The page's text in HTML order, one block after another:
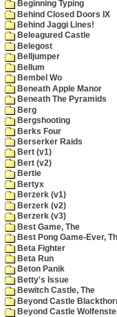
Beginning Typing
Behind Closed Doors IX
Behind Jaggi Lines!
Beleagured Castle
Belegost
Belljumper
Bellum
Bembel Wo
Beneath Apple Manor
Beneath The Pyramids
Berg
Bergshooting
Berks Four
Berserker Raids
Bert (v1)
Bert (v2)
Bertie
Bertyx
Berzerk (v1)
Berzerk (v2)
Berzerk (v3)
Best Game, The
Best Pong Game-Ever,
Beta Fighter
Beta Run
Beton Panik
Betty's Issue
Bewitch Castle, The
Beyond Castle
Beyond Castle